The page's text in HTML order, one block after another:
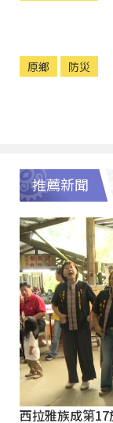
原鄉 防災
推薦新聞
西拉雅族成第